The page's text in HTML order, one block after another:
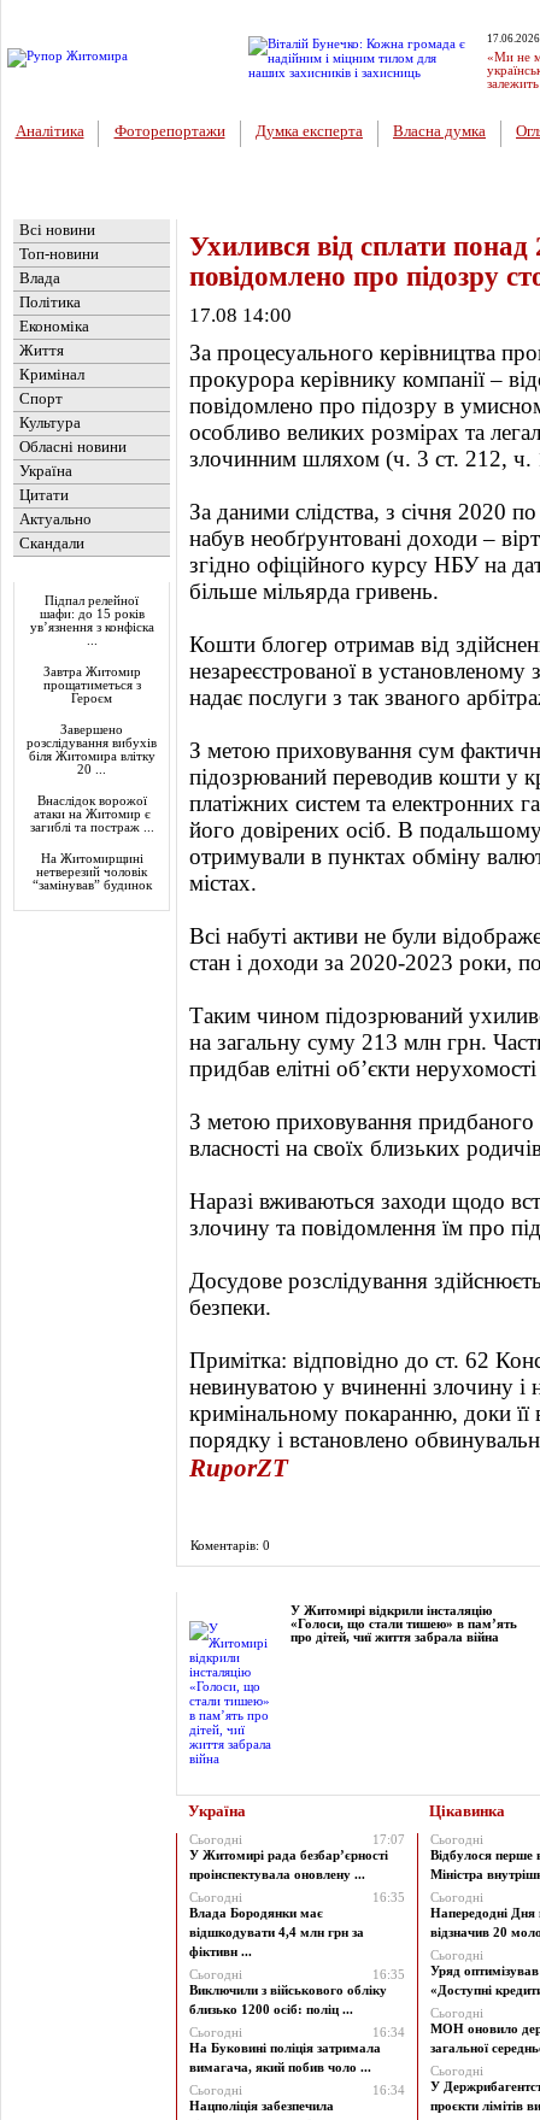
«Ми не
Аналітика Фоторепортажи Думка експерта Власна думка
Всі новини
Топ-новини
Влада
Політика
Економіка
Життя
Кримінал
Спорт
Культура
Обласні новини
Україна
Цитати
Актуально
Скандали
Підпал релейної
шафи: до 15 років
ув’язнення з конфіска
Завтра Житомир
прощатиметься з
Героєм
Завершено
розслідування вибухів
біля Житомира влітку
20 ...
Внаслідок ворожої
атаки на Житомир є
загиблі та постраж ...
На Житомирщині
нетверезий чоловік
“замінував” будинок
Ухилився від сплати
повідомлено про підозру
17.08 14:00
За процесуального керівництва
прокурора керівнику компанії –
повідомлено про підозру в
особливо великих розмірах та
злочинним шляхом (ч. 3 ст. 212, ч.
За даними слідства, з січня 2020
набув необґрунтовані доходи –
згідно офіційного курсу НБУ на
більше мільярда гривень.
Кошти блогер отримав від
незареєстрованої в
надає послуги з так званого
З метою приховування сум
підозрюваний переводив кошти у
платіжних систем та електронних
його довірених осіб. В
отримували в пунктах обміну
містах.
Всі набуті активи не були
стан і доходи за 2020-2023 роки,
Таким чином підозрюваний
на загальну суму 213 млн грн.
придбав елітні об’єкти
З метою приховування
власності на своїх близьких
Наразі вживаються заходи щодо
злочину та повідомлення їм про
Досудове розслідування
безпеки.
Примітка: відповідно до ст. 62
невинуватою у вчиненні злочину і
кримінальному покаранню, доки
порядку і встановлено
RuporZT
Коментарів: 0
У Житомирі відкрили інсталяцію
«Голоси, що стали тишею» в пам’ять
про дітей, чиї життя забрала війна
Україна Цікавинка
Сьогодні
17:07
У Житомирі рада безбар’єрності
проінспектувала оновлену ...
Сьогодні
16:35
Влада Бородянки має
відшкодувати 4,4 млн грн за
фіктивн ...
Сьогодні
16:35
Виключили з військового обліку
близько 1200 осіб: поліц ...
Сьогодні
16:34
На Буковині поліція затримала
вимагача, який побив чоло ...
Сьогодні
16:34
Нацполіція забезпечила
Сьогодні
Відбулося перше
Міністра
Сьогодні
Напередодні Дня
відзначив 20
Сьогодні
Уряд
«Доступні
Сьогодні
МОН оновило
загальної
Сьогодні
У
проєкти лімітів